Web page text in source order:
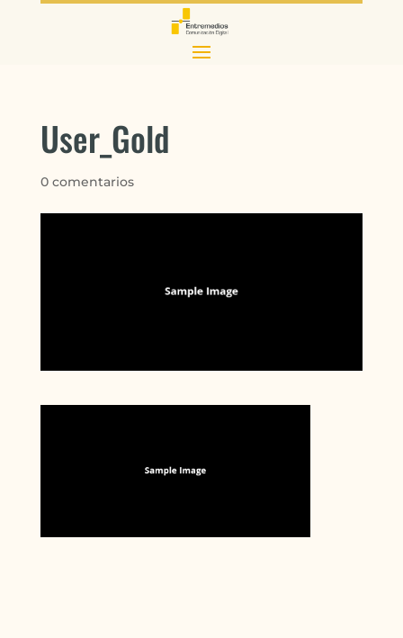
User_Gold
0 comentarios